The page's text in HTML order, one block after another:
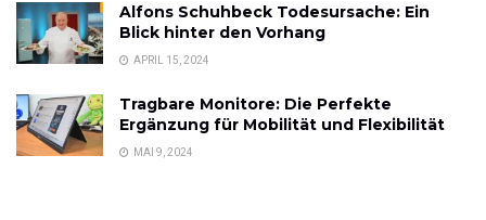
Alfons Schuhbeck Todesursache: Ein
Blick hinter den Vorhang
APRIL 15, 2024
Tragbare Monitore: Die Perfekte
Ergänzung für Mobilität und Flexibilität
MAI 9, 2024